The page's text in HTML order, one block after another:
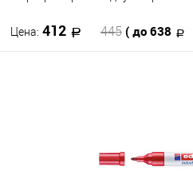
Цена: 412 445 ( до 638